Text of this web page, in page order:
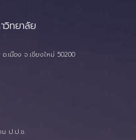
วิทยาลัย
เมือง จ.เชียงใหม่ 50200
น ป.ป.ช.